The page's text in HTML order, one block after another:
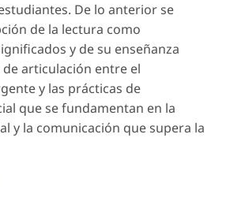
De lo anterior se
de la lectura como
y de su enseñanza
articulación entre el
y las prácticas de
que se fundamentan en la
y la comunicación que supera la